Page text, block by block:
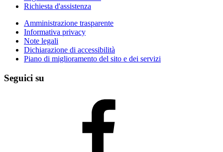
Richiesta d'assistenza
Amministrazione trasparente
Informativa privacy
Note legali
Dichiarazione di accessibilità
Piano di miglioramento del sito e dei servizi
Seguici su